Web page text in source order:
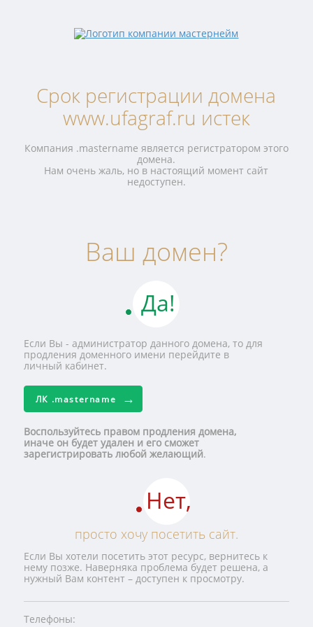
Срок регистрации домена
www.ufagraf.ru истек
Компания .mastername является регистратором этого
домена.
Нам очень жаль, но в настоящий момент сайт
недоступен.
Ваш домен?
Да!
Если Вы - администратор данного домена, то для
продления доменного имени перейдите в
личный кабинет.
ЛК .mastername
Воспользуйтесь правом продления домена,
иначе он будет удален и его сможет
зарегистрировать любой желающий.
Нет,
просто хочу посетить сайт.
Если Вы хотели посетить этот ресурс, вернитесь к
нему позже. Наверняка проблема будет решена, а
нужный Вам контент – доступен к просмотру.
Телефоны: